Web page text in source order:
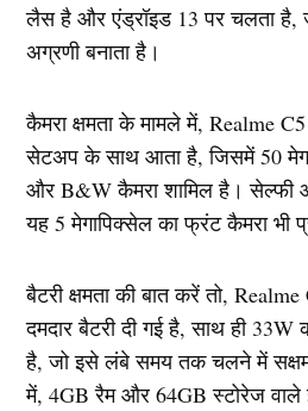
लैस है और एंड्रॉइड 13 पर चलता
अग्रणी बनाता है।
कैमरा क्षमता के मामले में, Realme
सेटअप के साथ आता है, जिसमें 50
और B&W कैमरा शामिल है। सेल्फी
यह 5 मेगापिक्सेल का फ्रंट कैमरा भी
बैटरी क्षमता की बात करें तो,
दमदार बैटरी दी गई है, साथ ही 33W
है, जो इसे लंबे समय तक चलने में
में, 4GB रैम और 64GB स्टोरेज